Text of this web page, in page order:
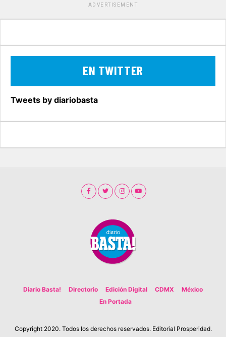
ADVERTISEMENT
EN TWITTER
Tweets by diariobasta
Diario Basta! Directorio Edición Digital CDMX
México
En Portada
Copyright 2020. Todos los derechos reservados. Editorial Prosperidad.